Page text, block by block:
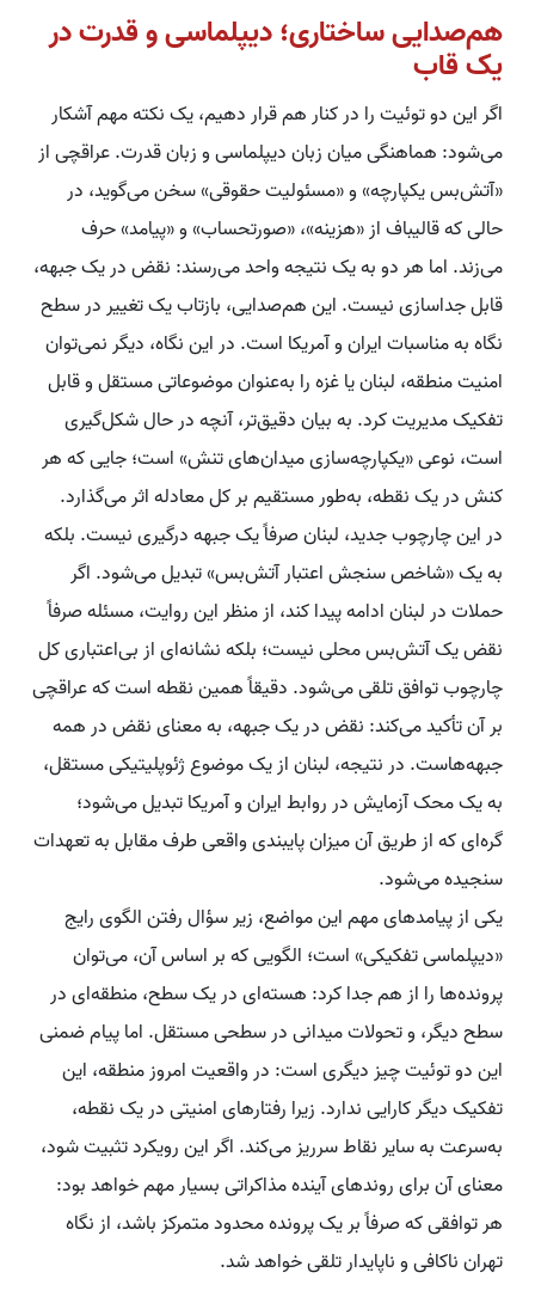
هم‌صدایی ساختاری؛ دیپلماسی و قدرت در
یک قاب
اگر این دو توئیت را در کنار هم قرار دهیم، یک نکته مهم آشکار
می‌شود: هماهنگی میان زبان دیپلماسی و زبان قدرت. عراقچی از
«آتش‌بس یکپارچه» و «مسئولیت حقوقی» سخن می‌گوید، در
حالی که قالیباف از «هزینه»، «صورتحساب» و «پیامد» حرف
می‌زند. اما هر دو به یک نتیجه واحد می‌رسند: نقض در یک جبهه،
قابل جداسازی نیست. این هم‌صدایی، بازتاب یک تغییر در سطح
نگاه به مناسبات ایران و آمریکا است. در این نگاه، دیگر نمی‌توان
امنیت منطقه، لبنان یا غزه را به‌عنوان موضوعاتی مستقل و قابل
تفکیک مدیریت کرد. به بیان دقیق‌تر، آنچه در حال شکل‌گیری
است، نوعی «یکپارچه‌سازی میدان‌های تنش» است؛ جایی که هر
کنش در یک نقطه، به‌طور مستقیم بر کل معادله اثر می‌گذارد.
در این چارچوب جدید، لبنان صرفاً یک جبهه درگیری نیست. بلکه
به یک «شاخص سنجش اعتبار آتش‌بس» تبدیل می‌شود. اگر
حملات در لبنان ادامه پیدا کند، از منظر این روایت، مسئله صرفاً
نقض یک آتش‌بس محلی نیست؛ بلکه نشانه‌ای از بی‌اعتباری کل
چارچوب توافق تلقی می‌شود. دقیقاً همین نقطه است که عراقچی
بر آن تأکید می‌کند: نقض در یک جبهه، به معنای نقض در همه
جبهه‌هاست. در نتیجه، لبنان از یک موضوع ژئوپلیتیکی مستقل،
به یک محک آزمایش در روابط ایران و آمریکا تبدیل می‌شود؛
گره‌ای که از طریق آن میزان پایبندی واقعی طرف مقابل به تعهدات
سنجیده می‌شود.
یکی از پیامدهای مهم این مواضع، زیر سؤال رفتن الگوی رایج
«دیپلماسی تفکیکی» است؛ الگویی که بر اساس آن، می‌توان
پرونده‌ها را از هم جدا کرد: هسته‌ای در یک سطح، منطقه‌ای در
سطح دیگر، و تحولات میدانی در سطحی مستقل. اما پیام ضمنی
این دو توئیت چیز دیگری است: در واقعیت امروز منطقه، این
تفکیک دیگر کارایی ندارد. زیرا رفتارهای امنیتی در یک نقطه،
به‌سرعت به سایر نقاط سرریز می‌کند. اگر این رویکرد تثبیت شود،
معنای آن برای روندهای آینده مذاکراتی بسیار مهم خواهد بود:
هر توافقی که صرفاً بر یک پرونده محدود متمرکز باشد، از نگاه
تهران ناکافی و ناپایدار تلقی خواهد شد.